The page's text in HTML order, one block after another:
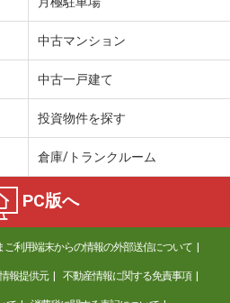
中古マンション
中古一戸建て
投資物件を探す
倉庫/トランクルーム
PC版へ
ご利用端末からの情報の外部送信について
報提供元 不動産情報に関する免責事項